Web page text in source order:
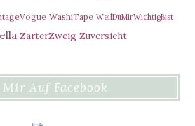
WashiTape WeilDuMirWichtigBist
ZarterZweig Zuversicht
Mir Auf Facebook